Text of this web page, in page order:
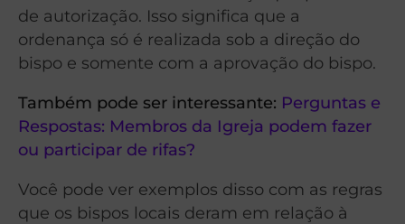
de autorização. Isso significa que a
ordenança só é realizada sob a direção do
bispo e somente com a aprovação do bispo.
Também pode ser interessante: Perguntas e
Respostas: Membros da Igreja podem fazer
ou participar de rifas?
Você pode ver exemplos disso com as regras
que os bispos locais deram em relação à